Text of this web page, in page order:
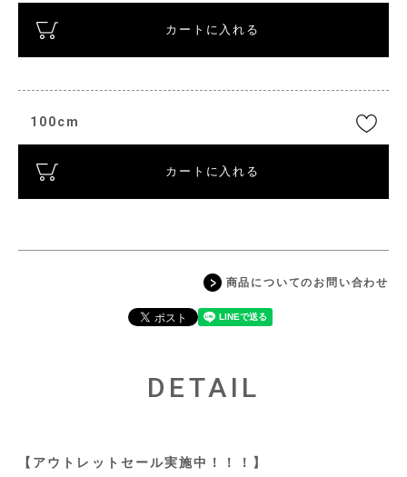
カートに入れる
100cm
カートに入れる
商品についてのお問い合わせ
DETAIL
【アウトレットセール実施中！！！】